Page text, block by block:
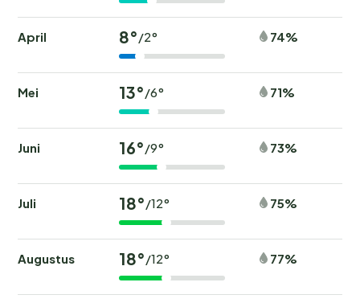
April 8°/2° 74%
Mei 13°/6° 71%
Juni 16°/9° 73%
Juli 18°/12° 75%
Augustus 18°/12° 77%